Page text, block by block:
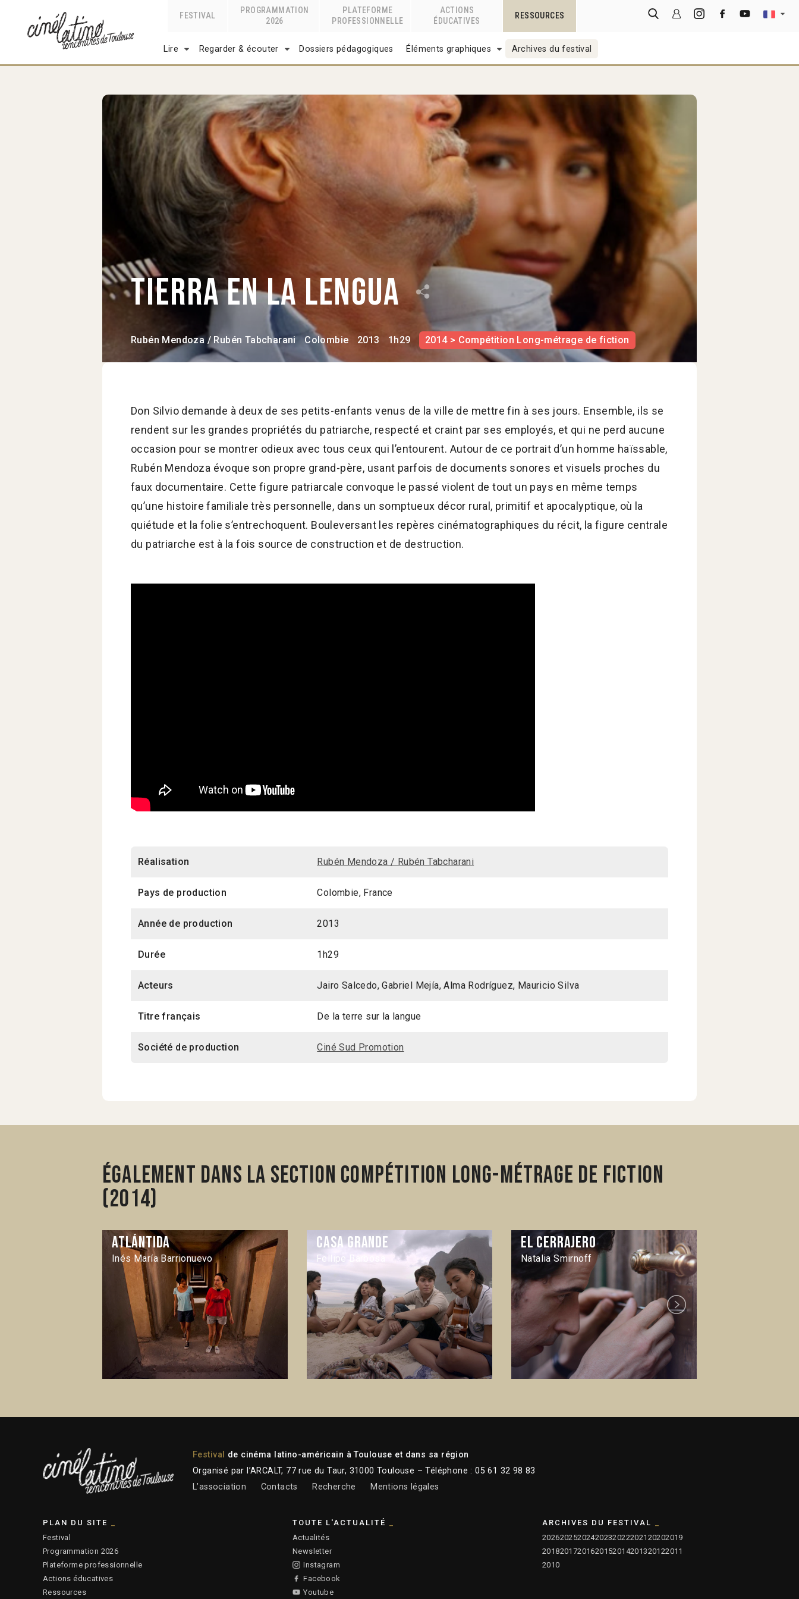
FESTIVAL
PROGRAMMATION
2026
PLATEFORME
PROFESSIONNELLE
ACTIONS
ÉDUCATIVES
RESSOURCES
Lire Regarder & écouter Dossiers pédagogiques Éléments graphiques Archives du festival
Tierra en la lengua
Rubén Mendoza / Rubén Tabcharani Colombie 2013 1h29 2014 > Compétition Long-métrage de fiction
Don Silvio demande à deux de ses petits-enfants venus de la ville de mettre fin à ses jours. Ensemble, ils se
rendent sur les grandes propriétés du patriarche, respecté et craint par ses employés, et qui ne perd aucune
occasion pour se montrer odieux avec tous ceux qui l’entourent. Autour de ce portrait d’un homme haïssable,
Rubén Mendoza évoque son propre grand-père, usant parfois de documents sonores et visuels proches du
faux documentaire. Cette figure patriarcale convoque le passé violent de tout un pays en même temps
qu’une histoire familiale très personnelle, dans un somptueux décor rural, primitif et apocalyptique, où la
quiétude et la folie s’entrechoquent. Bouleversant les repères cinématographiques du récit, la figure centrale
du patriarche est à la fois source de construction et de destruction.
Réalisation Rubén Mendoza / Rubén Tabcharani
Pays de production Colombie, France
Année de production 2013
Durée 1h29
Acteurs Jairo Salcedo, Gabriel Mejía, Alma Rodríguez, Mauricio Silva
Titre français De la terre sur la langue
Société de production Ciné Sud Promotion
Également dans la section Compétition Long-métrage de fiction
(2014)
Atlántida
Inés María Barrionuevo
Casa grande
Fellipe Barbosa
El Cerrajero
Natalia Smirnoff
Next
Festival
de cinéma latino-américain à Toulouse et dans sa région
Organisé par l’ARCALT, 77 rue du Taur, 31000 Toulouse – Téléphone : 05 61 32 98 83
L’association
Contacts Recherche Mentions légales
PLAN DU SITE
Festival
Programmation 2026
Plateforme professionnelle
Actions éducatives
Ressources
TOUTE L'ACTUALITÉ
Actualités
Newsletter
Instagram
Facebook
Youtube
ARCHIVES DU FESTIVAL
202620252024202320222021 20202019
20182017201620152014201320122011
2010